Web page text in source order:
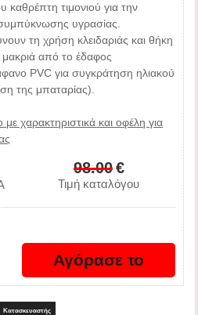
καθρέπτη τιμονιού για την
υγρασίας.
τη χρήση κλειδαριάς και θήκη
από το έδαφος
PVC για συγκράτηση ηλιακού
της μπαταρίας).
χαρακτηριστικά και οφέλη για
98.00€
Τιμή καταλόγου
Κατασκευαστής